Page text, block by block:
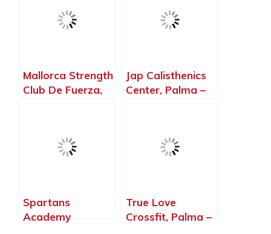
Mallorca Strength
Club De Fuerza,
Jap Calisthenics
Center, Palma –
Spartans
Academy
True Love
Crossfit, Palma –